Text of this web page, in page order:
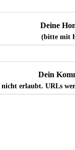
Deine
(bitte mit
Dein
nichterlaubt. URLs